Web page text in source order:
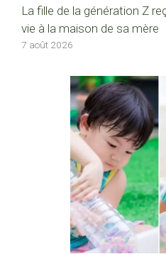
La fille de la génération Z
vie à la maison de sa mère
7 août 2026